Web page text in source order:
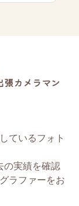
張カメラマン
ているフォト
の実績を確認
ラファーをお